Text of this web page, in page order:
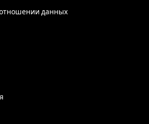
данных